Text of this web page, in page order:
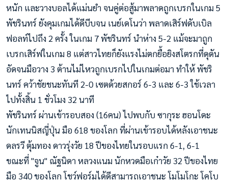
หนัก และวางบอลได้แม่นยำ จนคู่ต่อสู้มาพลาดถูกเบรกในเกม 5
พัชรินทร์ ยังคุมเกมได้ดีบีบจน เนย์เดโนว่า พลาดเสิร์ฟดับเบิล
ฟอลท์ไปถึง 2 ครั้ง ในเกม 7 พัชรินทร์ นำห่าง 5-2 แม้จะมาถูก
เบรกเสิร์ฟในเกม 8 แต่สาวไทยก็ยังแรงไม่ตกยื้อยิงสโตรกที่ดุดัน
อัดจนมือวาง 3 ต้านไม่ไหวถูกเบรกไปในเกมต่อมา ทำให้ พัชริ
นทร์ คว้าชัยชนะทันที 2-0 เซตด้วยสกอร์ 6-3 และ 6-3 ใช้เวลา
ไปทั้งสิ้น 1 ชั่วโมง 32 นาที
พัชรินทร์ ผ่านเข้ารอบสอง (16คน) ไปพบกับ ซากุระ ฮอนโดะ
นักเทนนิสญี่ปุ่น มือ 618 ของโลก ที่ผ่านเข้ารอบได้หลังเอาชนะ
ดลรวี ตุ้มทอง ดาวรุ่งวัย 18 ปีของไทยในรอบแรก 6-1, 6-1
ขณะที่ "จูน" ณัฐนิดา หลวงแนม นักหวดมือเก๋าวัย 32 ปีของไทย
มือ 340 ของโลก โชว์ฟอร์มได้ดีสามารถเอาชนะ โมโมโกะ โคโบ